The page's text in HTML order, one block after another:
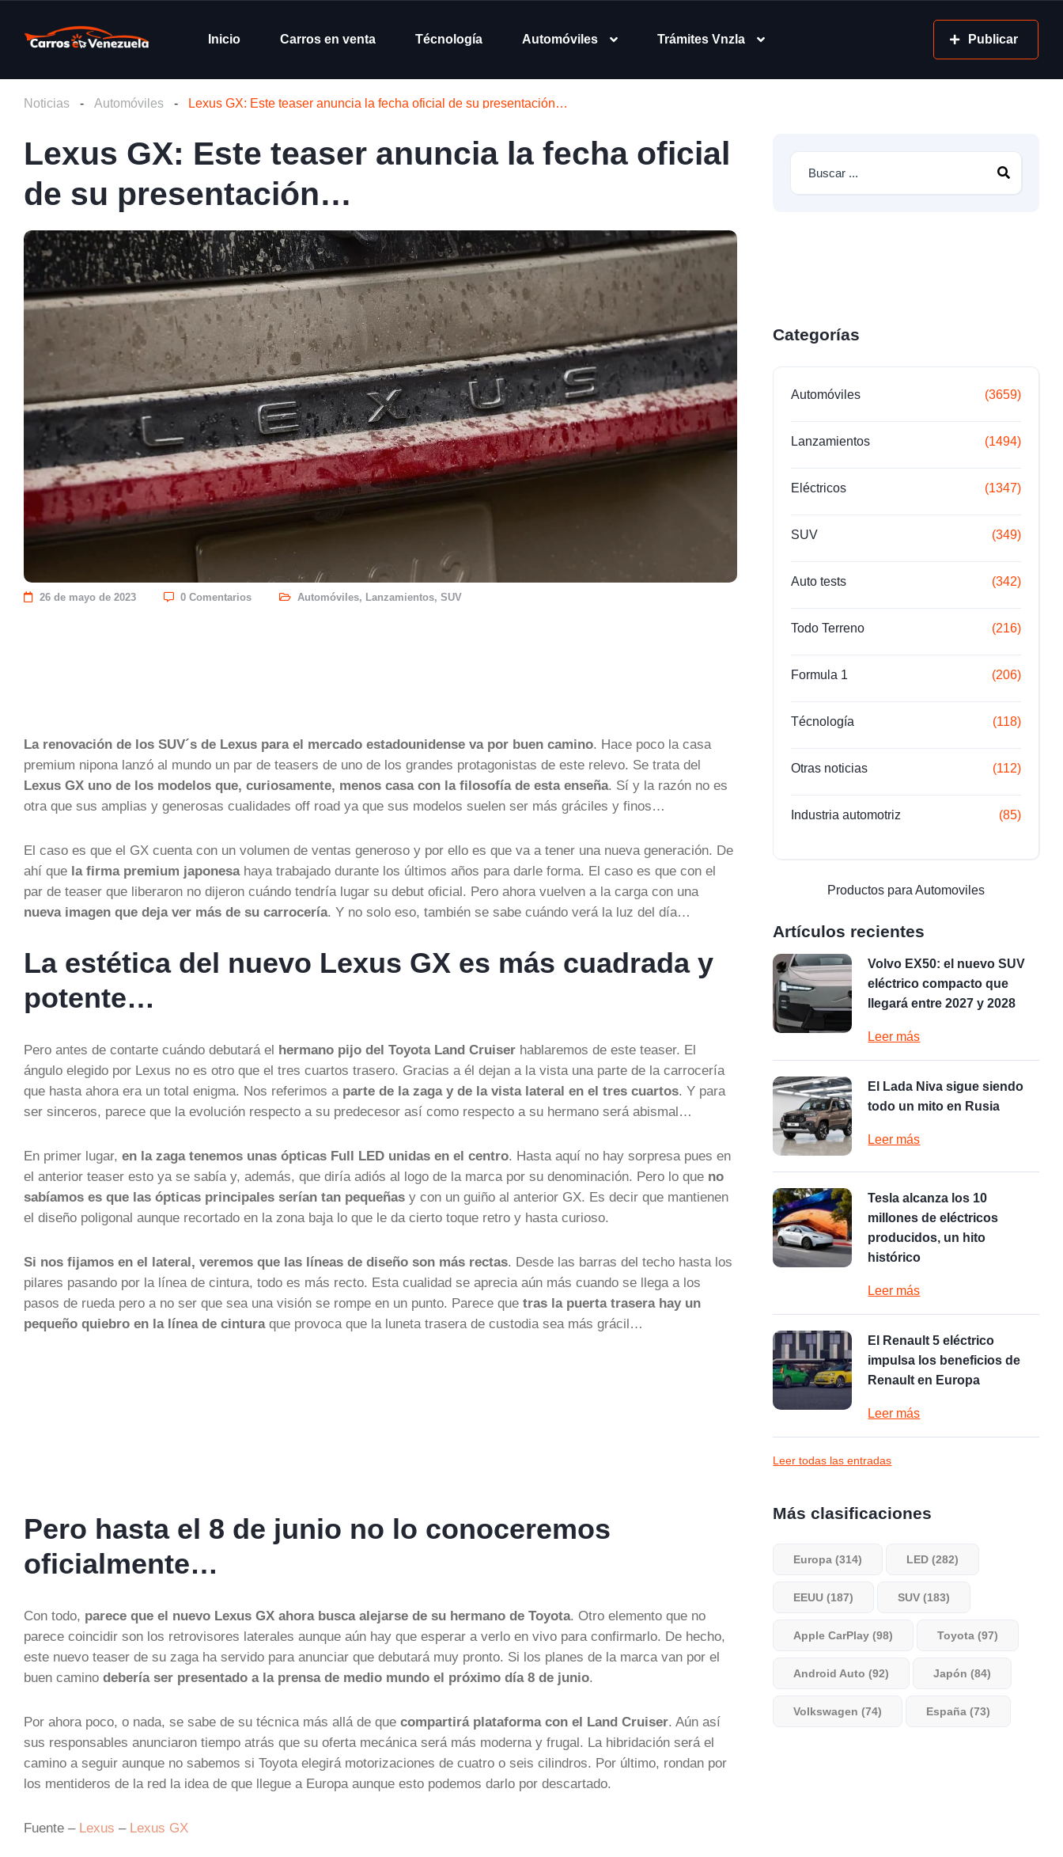
Inicio Carros en venta Técnología Automóviles Trámites Vnzla Publicar
Noticias - Automóviles - Lexus GX: Este teaser anuncia la fecha oficial de su presentación…
Lexus GX: Este teaser anuncia la fecha oficial
de su presentación…
26 de mayo de 2023 0 Comentarios Automóviles, Lanzamientos, SUV
La renovación de los SUV´s de Lexus para el mercado estadounidense va por buen camino. Hace poco la casa
premium nipona lanzó al mundo un par de teasers de uno de los grandes protagonistas de este relevo. Se trata del
Lexus GX uno de los modelos que, curiosamente, menos casa con la filosofía de esta enseña. Sí y la razón no es
otra que sus amplias y generosas cualidades off road ya que sus modelos suelen ser más gráciles y finos…
El caso es que el GX cuenta con un volumen de ventas generoso y por ello es que va a tener una nueva generación. De
ahí que la firma premium japonesahaya trabajado durante los últimos años para darle forma. El caso es que con el
par de teaser que liberaron no dijeron cuándo tendría lugar su debut oficial. Pero ahora vuelven a la carga con una
nueva imagen que deja ver más de su carrocería. Y no solo eso, también se sabe cuándo verá la luz del día…
La estética del nuevo Lexus GX es más cuadrada y
potente…
Pero antes de contarte cuándo debutará el hermano pijo del Toyota Land Cruiser hablaremos de este teaser. El
ángulo elegido por Lexus no es otro que el tres cuartos trasero. Gracias a él dejan a la vista una parte de la carrocería
que hasta ahora era un total enigma. Nos referimos a parte de la zaga y de la vista lateral en el tres cuartos. Y para
ser sinceros, parece que la evolución respecto a su predecesor así como respecto a su hermano será abismal…
En primer lugar, en la zaga tenemos unas ópticas Full LED unidas en el centro. Hasta aquí no hay sorpresa pues en
el anterior teaser esto ya se sabía y, además, que diría adiós al logo de la marca por su denominación. Pero lo que no
sabíamos es que las ópticas principales serían tan pequeñas y con un guiño al anterior GX. Es decir que mantienen
el diseño poligonal aunque recortado en la zona baja lo que le da cierto toque retro y hasta curioso.
Si nos fijamos en el lateral, veremos que las líneas de diseño son más rectas. Desde las barras del techo hasta los
pilares pasando por la línea de cintura, todo es más recto. Esta cualidad se aprecia aún más cuando se llega a los
pasos de rueda pero a no ser que sea una visión se rompe en un punto. Parece que tras la puerta trasera hay un
pequeño quiebro en la línea de cinturaque provoca que la luneta trasera de custodia sea más grácil…
Pero hasta el 8 de junio no lo conoceremos
oficialmente…
Con todo, parece que el nuevo Lexus GX ahora busca alejarse de su hermano de Toyota. Otro elemento que no
parece coincidir son los retrovisores laterales aunque aún hay que esperar a verlo en vivo para confirmarlo. De hecho,
este nuevo teaser de su zaga ha servido para anunciar que debutará muy pronto. Si los planes de la marca van por el
buen camino debería ser presentado a la prensa de medio mundo el próximo día 8 de junio.
Por ahora poco, o nada, se sabe de su técnica más allá de que compartirá plataforma con el Land Cruiser. Aún así
sus responsables anunciaron tiempo atrás que su oferta mecánica será más moderna y frugal. La hibridación será el
camino a seguir aunque no sabemos si Toyota elegirá motorizaciones de cuatro o seis cilindros. Por último, rondan por
los mentideros de la red la idea de que llegue a Europa aunque esto podemos darlo por descartado.
Fuente – Lexus – Lexus GX
Categorías
Automóviles (3659)
Lanzamientos (1494)
Eléctricos (1347)
SUV (349)
Auto tests (342)
Todo Terreno (216)
Formula 1 (206)
Técnología (118)
Otras noticias (112)
Industria automotriz (85)
Productos para Automoviles
Artículos recientes
Volvo EX50: el nuevo SUV
eléctrico compacto que
llegará entre 2027 y 2028
Leer más
El Lada Niva sigue siendo
todo un mito en Rusia
Leer más
Tesla alcanza los 10
millones de eléctricos
producidos, un hito
histórico
Leer más
El Renault 5 eléctrico
impulsa los beneficios de
Renault en Europa
Leer más
Leer todas las entradas
Más clasificaciones
Europa (314) LED (282)
EEUU (187) SUV (183)
Apple CarPlay (98) Toyota (97)
Android Auto (92) Japón (84)
Volkswagen (74) España (73)